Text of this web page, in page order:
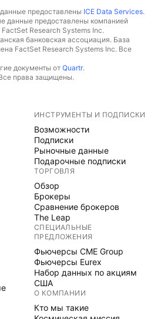
предоставлены ICE Data Services.
данные предоставлены компанией
Research Systems Inc.
банковская ассоциация. База
FactSet Research Systems Inc. Все
документы от Quartr.
права защищены.
ИНСТРУМЕНТЫ И ПОДПИСКИ
Возможности
Подписки
Рыночные данные
Подарочные подписки
ТОРГОВЛЯ
Обзор
Брокеры
Сравнение брокеров
The Leap
СПЕЦИАЛЬНЫЕ
ПРЕДЛОЖЕНИЯ
Фьючерсы CME Group
Фьючерсы Eurex
Набор данных по акциям
США
О КОМПАНИИ
Кто мы такие